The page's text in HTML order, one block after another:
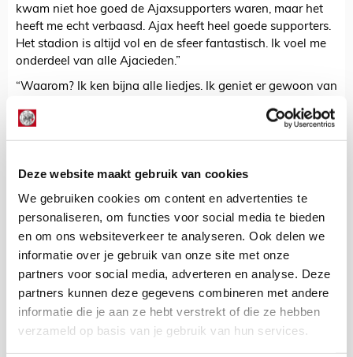
Deze website maakt gebruik van cookies
We gebruiken cookies om content en advertenties te
personaliseren, om functies voor social media te bieden
en om ons websiteverkeer te analyseren. Ook delen we
informatie over je gebruik van onze site met onze
partners voor social media, adverteren en analyse. Deze
partners kunnen deze gegevens combineren met andere
informatie die je aan ze hebt verstrekt of die ze hebben
verzameld op basis van je gebruik van hun services.
kwam niet hoe goed de Ajaxsupporters waren, maar het
heeft me echt verbaasd. Ajax heeft heel goede supporters.
Het stadion is altijd vol en de sfeer fantastisch. Ik voel me
onderdeel van alle Ajacieden.”
“Waarom? Ik ken bijna alle liedjes. Ik geniet er gewoon van
als er wordt gezongen, ook als ik de tekst niet weet. Dan
maak ik maar gewoon een beetje geluid op de melodie. Ik
voel me onderdeel omdat ik bij de club hoor en de
voelen? Misschien nog geen honderd procent, maar het
groeit en groeit.”
Varela durft tijdens het gesprek nog geen antwoord te
geven op de vraag of hij keept tegen Telstar. Wie weet
mag hij in de laatste voetbalweek van het bijzondere jaar
2019 ein-de-lijk debuteren voor Ajax en anders toch zeker
in de heenwedstrijd tegen Getafe? Hij hoopt van harte dat
de even lange als logische wachttijd bijna over is.
'Ja, dat is wat iedereen echt moet weten over
Bruno. Happiness! Altijd blij zijn!'